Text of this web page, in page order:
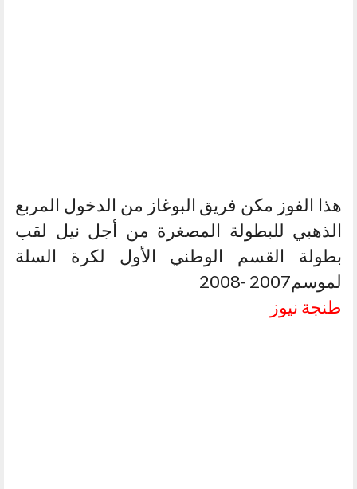
هذا الفوز مكن فريق البوغاز من الدخول المربع
الذهبي للبطولة المصغرة من أجل نيل لقب
بطولة القسم الوطني الأول لكرة السلة
لموسم2007 -2008
طنجة نيوز